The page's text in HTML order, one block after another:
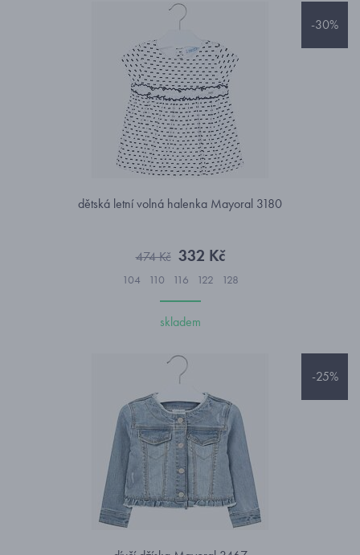
-30%
dětská letní volná halenka Mayoral 3180
474 Kč 332 Kč
104 110 116 122 128
skladem
-25%